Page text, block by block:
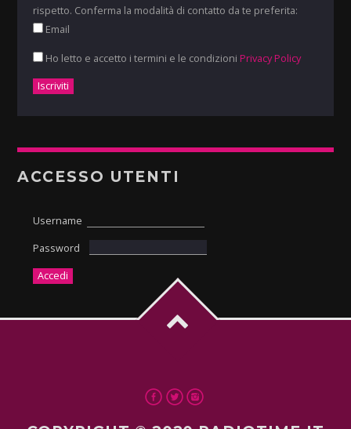
rispetto. Conferma la modalità di contatto da te preferita:
Email
Ho letto e accetto i termini e le condizioni Privacy Policy
ACCESSO UTENTI
Username
Password